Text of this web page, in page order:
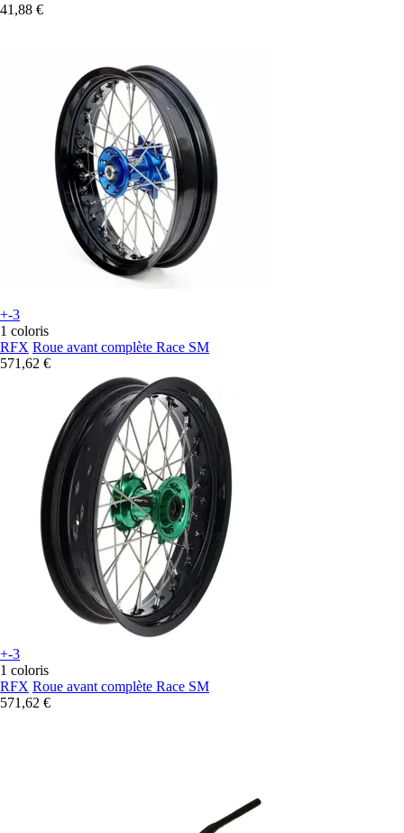
41,88 €
+-3
1 coloris
RFX Roue avant complète Race SM
571,62 €
+-3
1 coloris
RFX Roue avant complète Race SM
571,62 €